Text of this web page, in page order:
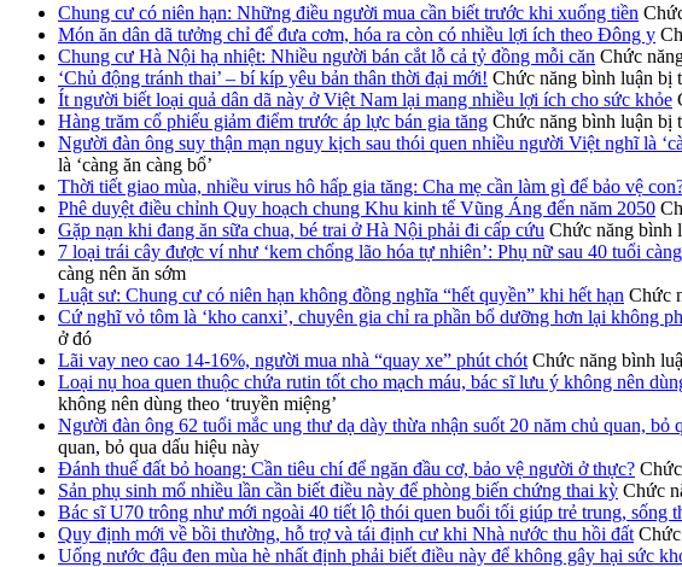
Chung cư có niên hạn: Những điều người mua cần biết trước khi xuống tiền
Món ăn dân dã tưởng chỉ để đưa cơm, hóa ra còn có nhiều lợi ích theo Đông y
Chung cư Hà Nội hạ nhiệt: Nhiều người bán cắt lỗ cả tỷ đồng mỗi căn Chức
‘Chủ động tránh thai’ – bí kíp yêu bản thân thời đại mới! Chức năng bình luận bị
Ít người biết loại quả dân dã này ở Việt Nam lại mang nhiều lợi ích cho sức khỏe
Hàng trăm cổ phiếu giảm điểm trước áp lực bán gia tăng Chức năng bình luận bị
Người đàn ông suy thận mạn nguy kịch sau thói quen nhiều người Việt nghĩ là
là ‘càng ăn càng bổ’
Thời tiết giao mùa, nhiều virus hô hấp gia tăng: Cha mẹ cần làm gì để bảo vệ
Phê duyệt điều chỉnh Quy hoạch chung Khu kinh tế Vũng Áng đến năm 2050
Gặp nạn khi đang ăn sữa chua, bé trai ở Hà Nội phải đi cấp cứu Chức năng bình
7 loại trái cây được ví như ‘kem chống lão hóa tự nhiên’: Phụ nữ sau 40 tuổi
càng nên ăn sớm
Luật sư: Chung cư có niên hạn không đồng nghĩa “hết quyền” khi hết hạn Chức
Cứ nghĩ vỏ tôm là ‘kho canxi’, chuyên gia chỉ ra phần bổ dưỡng hơn lại không
ở đó
Lãi vay neo cao 14-16%, người mua nhà “quay xe” phút chót Chức năng bình
Loại nụ hoa quen thuộc chứa rutin tốt cho mạch máu, bác sĩ lưu ý không nên
không nên dùng theo ‘truyền miệng’
Người đàn ông 62 tuổi mắc ung thư dạ dày thừa nhận suốt 20 năm chủ quan, bỏ
quan, bỏ qua dấu hiệu này
Đánh thuế đất bỏ hoang: Cần tiêu chí để ngăn đầu cơ, bảo vệ người ở thực?
Sản phụ sinh mổ nhiều lần cần biết điều này để phòng biến chứng thai kỳ Chức
Bác sĩ U70 trông như mới ngoài 40 tiết lộ thói quen buổi tối giúp trẻ trung, sống
Quy định mới về bồi thường, hỗ trợ và tái định cư khi Nhà nước thu hồi đất
Uống nước đậu đen mùa hè nhất định phải biết điều này để không gây hại sức